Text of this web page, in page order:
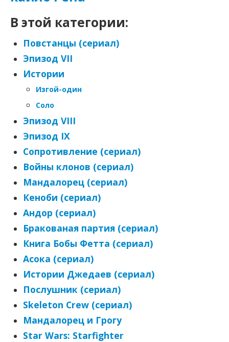
В этой категории:
Повстанцы (сериал)
Эпизод VII
Истории
Изгой-один
Соло
Эпизод VIII
Эпизод IX
Сопротивление (сериал)
Войны клонов (сериал)
Мандалорец (сериал)
Кеноби (сериал)
Андор (сериал)
Бракованая партия (сериал)
Книга Бобы Фетта (сериал)
Асока (сериал)
Истории Джедаев (сериал)
Послушник (сериал)
Skeleton Crew (сериал)
Мандалорец и Грогу
Star Wars: Starfighter